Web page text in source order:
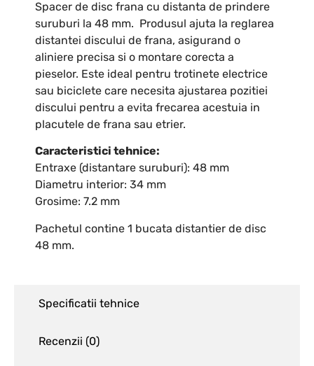
Specificatii tehnice
Recenzii (0)
Spacer de disc frana cu distanta de prindere
suruburi la 48 mm. Produsul ajuta la reglarea
distantei discului de frana, asigurand o
aliniere precisa si o montare corecta a
pieselor. Este ideal pentru trotinete electrice
sau biciclete care necesita ajustarea pozitiei
discului pentru a evita frecarea acestuia in
placutele de frana sau etrier.
Caracteristici tehnice:
Entraxe (distantare suruburi): 48 mm
Diametru interior: 34 mm
Grosime: 7.2 mm
Pachetul contine 1 bucata distantier de disc
48 mm.